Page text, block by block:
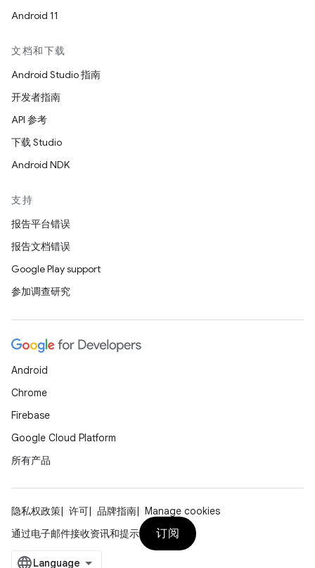
Android 11
文档和下载
Android Studio 指南
开发者指南
API 参考
下载 Studio
Android NDK
支持
报告平台错误
报告文档错误
Google Play support
参加调查研究
Android
Chrome
Firebase
Google Cloud Platform
所有产品
隐私权政策 许可 品牌指南
Manage cookies
通过电子邮件接收资讯和提示
订阅